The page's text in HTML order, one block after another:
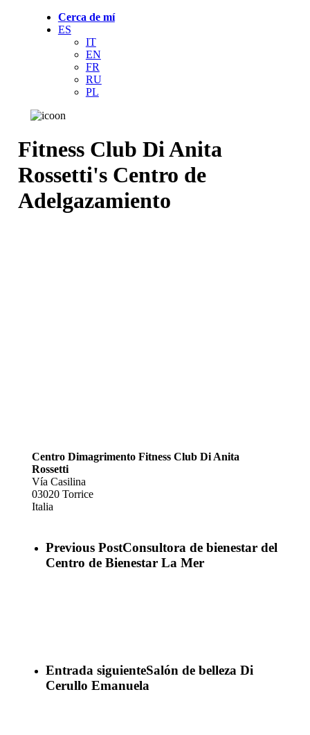
Cerca de mí
ES
IT
EN
FR
RU
PL
Fitness Club Di Anita
Rossetti's Centro de
Adelgazamiento
Centro Dimagrimento Fitness Club Di Anita
Rossetti
Vía Casilina
03020 Torrice
Italia
Previous PostConsultora de bienestar del
Centro de Bienestar La Mer
Entrada siguienteSalón de belleza Di
Cerullo Emanuela